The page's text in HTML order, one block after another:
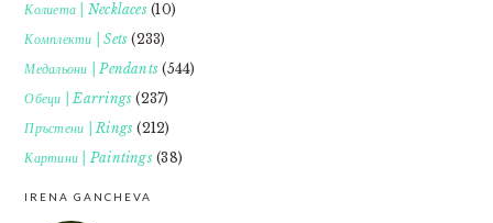
Колиета | Necklaces(10)
Комплекти | Sets (233)
Медальони | Pendants (544)
Обеци | Earrings (237)
Пръстени | Rings (212)
Картини | Paintings(38)
IRENA GANCHEVA